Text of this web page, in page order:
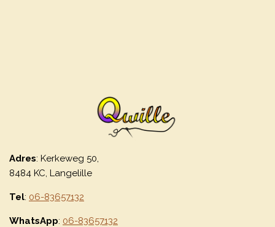
Adres: Kerkeweg 50,
8484 KC, Langelille
Tel: 06-83657132
WhatsApp: 06-83657132